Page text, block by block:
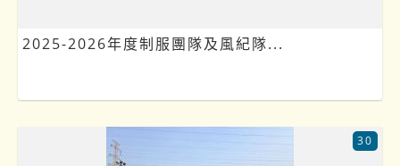
2025-2026年度制服團隊及風紀隊...
30